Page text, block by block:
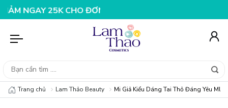
25K CHO ĐƠN HÀNG 99K
Trang chủ Lam Thảo Beauty Mi Giả Kiểu Dáng Tai Thỏ Đáng Yêu